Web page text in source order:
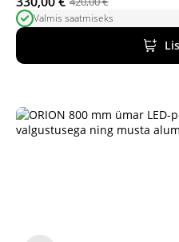
Algne
hind
oli:
420,00 €.
Praegune
hind
on:
330,00 €.
Valmis saatmiseks